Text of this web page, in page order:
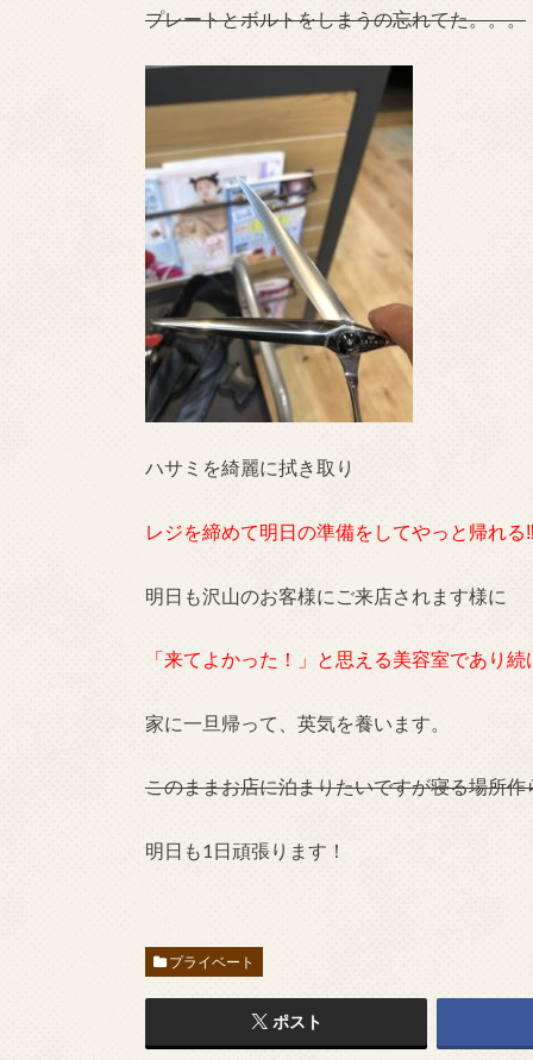
プレートとボルトをしまうの忘れてた。。。
ハサミを綺麗に拭き取り
レジを締めて明日の準備をしてやっと帰れる
明日も沢山のお客様にご来店されます様に
「来てよかった！」と思える美容室であり続
家に一旦帰って、英気を養います。
このままお店に泊まりたいですが寝る場所作
明日も1日頑張ります！
プライベート
ポスト